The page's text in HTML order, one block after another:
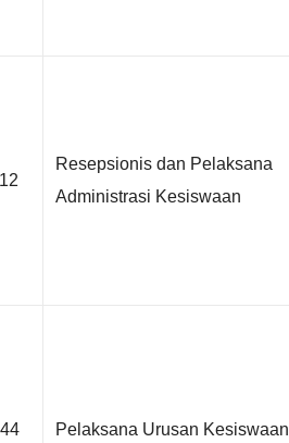
Resepsionis dan Pelaksana
Administrasi Kesiswaan
Pelaksana Urusan Kesiswaan